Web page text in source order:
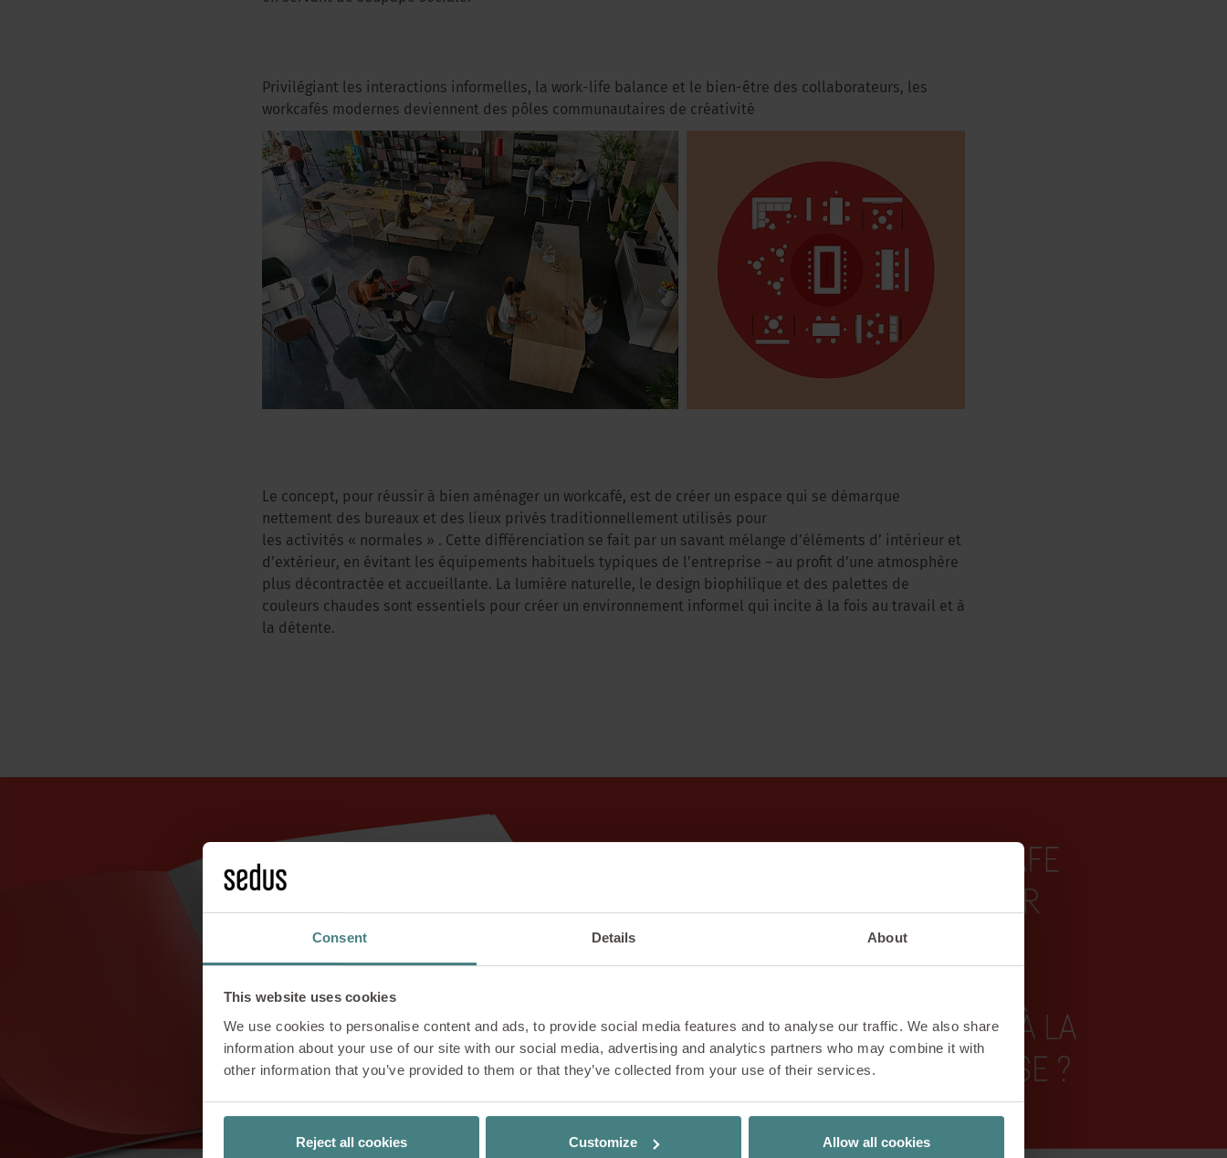
Consent Details About
This website uses cookies
We use cookies to personalise content and ads, to provide social media features and to analyse our traffic. We also share
information about your use of our site with our social media, advertising and analytics partners who may combine it with
other information that you’ve provided to them or that they’ve collected from your use of their services.
Reject all cookies Customize Allow all cookies
Privilégiant les interactions informelles, la work-life balance et le bien-être des collaborateurs, les
workcafés modernes deviennent des pôles communautaires de créativité
Le concept, pour réussir à bien aménager un workcafé, est de créer un espace qui se démarque
nettement des bureaux et des lieux privés traditionnellement utilisés pour
les activités « normales » . Cette différenciation se fait par un savant mélange d’éléments d’ intérieur et
d’extérieur, en évitant les équipements habituels typiques de l’entreprise – au profit d’une atmosphère
plus décontractée et accueillante. La lumière naturelle, le design biophilique et des palettes de
couleurs chaudes sont essentiels pour créer un environnement informel qui incite à la fois au travail et à
la détente.